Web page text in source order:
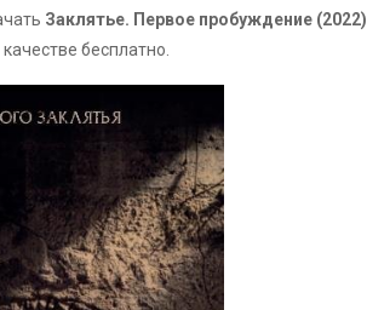
Заклятье. Первое пробуждение (2022)
бесплатно.